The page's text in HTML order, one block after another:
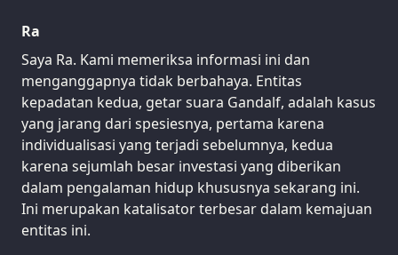
Ra
Saya Ra. Kami memeriksa informasi ini dan
menganggapnya tidak berbahaya. Entitas
kepadatan kedua, getar suara Gandalf, adalah kasus
yang jarang dari spesiesnya, pertama karena
individualisasi yang terjadi sebelumnya, kedua
karena sejumlah besar investasi yang diberikan
dalam pengalaman hidup khususnya sekarang ini.
Ini merupakan katalisator terbesar dalam kemajuan
entitas ini.